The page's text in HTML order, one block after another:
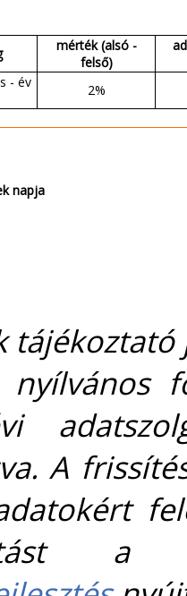
mérték (alsó -
felső)
- év
2%
napja
nyílvános
A